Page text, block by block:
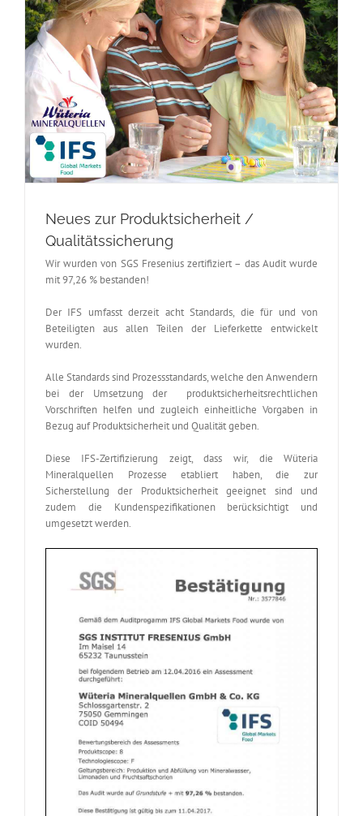
Neues zur Produktsicherheit /
Qualitätssicherung
Wir wurden von SGS Fresenius zertifiziert – das Audit wurde
mit 97,26 % bestanden!
Der IFS umfasst derzeit acht Standards, die für und von
Beteiligten aus allen Teilen der Lieferkette entwickelt
wurden.
Alle Standards sind Prozessstandards, welche den Anwendern
bei der Umsetzung der produktsicherheitsrechtlichen
Vorschriften helfen und zugleich einheitliche Vorgaben in
Bezug auf Produktsicherheit und Qualität geben.
Diese IFS-Zertifizierung zeigt, dass wir, die Wüteria
Mineralquellen Prozesse etabliert haben, die zur
Sicherstellung der Produktsicherheit geeignet sind und
zudem die Kundenspezifikationen berücksichtigt und
umgesetzt werden.